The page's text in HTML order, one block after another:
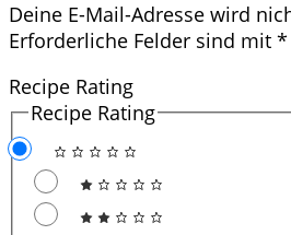
Deine E-Mail-Adresse wird
Erforderliche Felder sind mit *
Recipe Rating
Recipe Rating